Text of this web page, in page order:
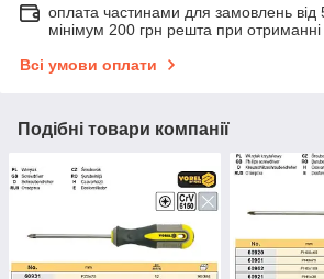
оплата частинами для замовлень від
мінімум 200 грн решта при отриманні
Всі умови оплати
Подібні товари компанії